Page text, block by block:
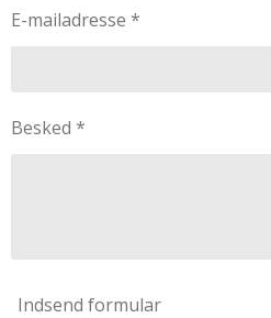
E-mailadresse *
Besked *
Indsend formular